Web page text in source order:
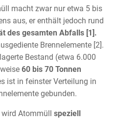
macht zwar nur etwa 5 bis
aus, er enthält jedoch rund
des gesamten Abfalls [1].
Brennelemente [2].
Bestand (etwa 6.000
60 bis 70 Tonnen
ist in feinster Verteilung in
gebunden.
wird Atommüll speziell